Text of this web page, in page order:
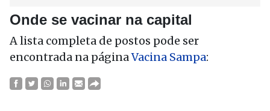
Onde se vacinar na capital
A lista completa de postos pode ser
encontrada na páginaVacina Sampa: